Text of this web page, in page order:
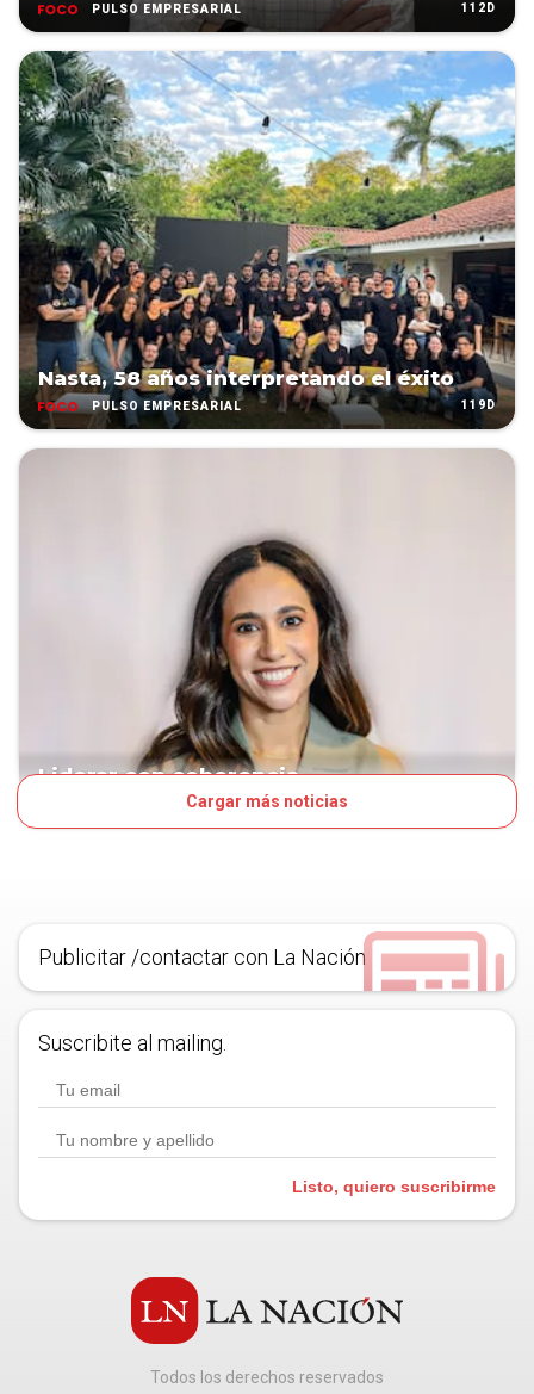
PULSO EMPRESARIAL 112D
Nasta, 58 años interpretando el éxito
PULSO EMPRESARIAL 119D
Liderar con coherencia
CORE BUSINESSCargar más noticias
Publicitar /contactar con La Nación
Suscribite al mailing.
Listo, quiero suscribirme
Todos los derechos reservados